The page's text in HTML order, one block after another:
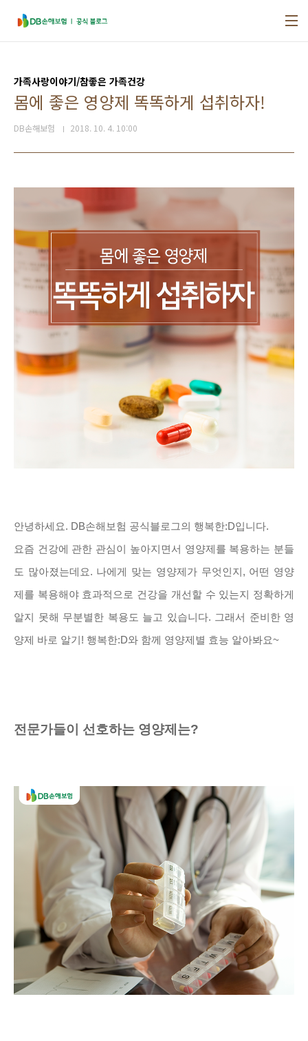
가족사랑이야기/참좋은 가족건강
몸에 좋은 영양제 똑똑하게 섭취하자!
DB손해보험 2018. 10. 4. 10:00
안녕하세요. DB손해보험 공식블로그의 행복한:D입니다.
요즘 건강에 관한 관심이 높아지면서 영양제를 복용하는 분들
도 많아졌는데요. 나에게 맞는 영양제가 무엇인지, 어떤 영양
제를 복용해야 효과적으로 건강을 개선할 수 있는지 정확하게
알지 못해 무분별한 복용도 늘고 있습니다. 그래서 준비한 영
양제 바로 알기! 행복한:D와 함께 영양제별 효능 알아봐요~
전문가들이 선호하는 영양제는?